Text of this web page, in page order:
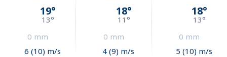
19°
13°
0 mm
6 (10) m/s
18°
11 °
0 mm
4 (9) m/s
18°
13°
0 mm
5 (10) m/s